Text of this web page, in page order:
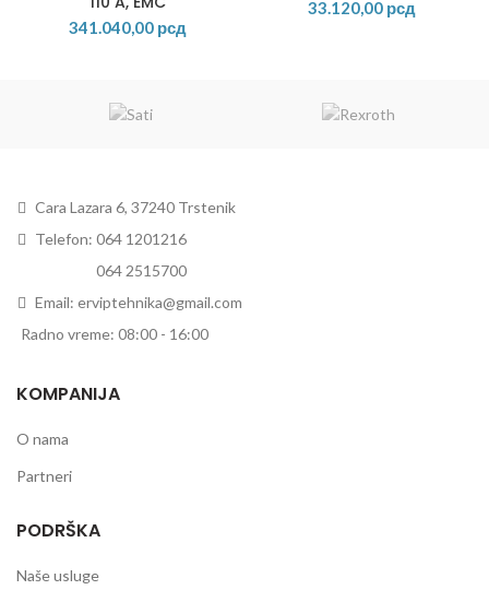
341.040,00 рсд
33.120,00 рсд
Cara Lazara 6, 37240 Trstenik
Telefon: 064 1201216
064 2515700
Email: erviptehnika@gmail.com
Radno vreme: 08:00 - 16:00
KOMPANIJA
O nama
Partneri
PODRŠKA
Naše usluge